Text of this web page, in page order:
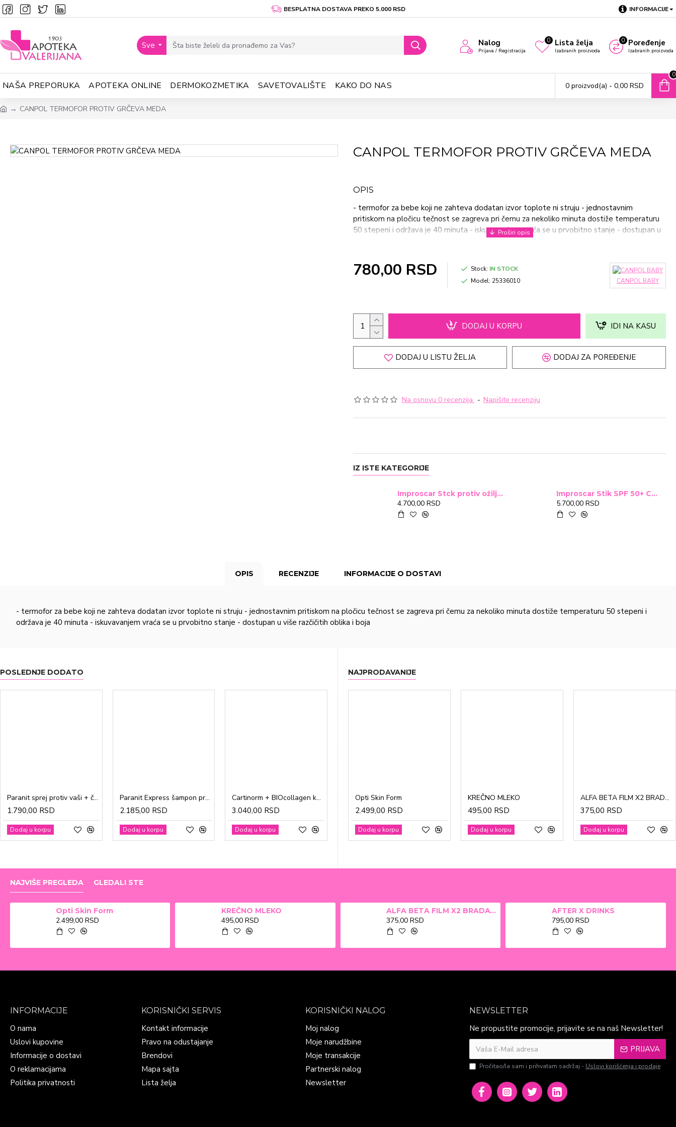
BESPLATNA DOSTAVA PREKO 5.000 RSD INFORMACIJE
Sve Nalog
Prijava / Registracija
Lista želja
Izabranih proizvoda
0 Poređenje
Izabranih proizvoda
0
NAŠA PREPORUKA APOTEKA ONLINE DERMOKOZMETIKA SAVETOVALIŠTE KAKO DO NAS 0 proizvod(a) - 0,00 RSD
0
CANPOL TERMOFOR PROTIV GRČEVA MEDA
CANPOL TERMOFOR PROTIV GRČEVA MEDA
OPIS
- termofor za bebe koji ne zahteva dodatan izvor toplote ni struju - jednostavnim
pritiskom na pločicu tečnost se zagreva pri čemu za nekoliko minuta dostiže temperaturu
50 stepeni i održava je 40 minuta - iskuvavanjem vraća se u prvobitno stanje - dostupan u
Na osnovu 0 recenzija. - Napišite recenziju
780,00 RSD Stock: IN STOCK
Model: 25336010 CANPOL BABY
DODAJ U KORPU IDI NA KASU
DODAJ U LISTU ŽELJA DODAJ ZA POREĐENJE
IZ ISTE KATEGORIJE
Improscar Stck protiv ožiljaka 4,6g
4.700,00 RSD
Improscar Stik SPF 50+ Conceal 6,9g (tonirani)
5.700,00 RSD
OPIS RECENZIJE INFORMACIJE O DOSTAVI
- termofor za bebe koji ne zahteva dodatan izvor toplote ni struju - jednostavnim pritiskom na pločicu tečnost se zagreva pri čemu za nekoliko minuta dostiže temperaturu 50 stepeni i
održava je 40 minuta - iskuvavanjem vraća se u prvobitno stanje - dostupan u više razčičitih oblika i boja
POSLEDNJE DODATO
Paranit sprej protiv vaši + češalj 100ml
1.790,00 RSD
Dodaj u korpu
Paranit Express šampon protiv vaši + češalj 200ml
2.185,00 RSD
Dodaj u korpu
Cartinorm + BIOcollagen kesice a20
3.040,00 RSD
Dodaj u korpu
Gravidon A tablete a30
1.865,00 RSD
Dodaj u korpu
CinkDermin pasta 5g
280,00 RSD
Dodaj u korpu
Mustela Cold krema za lice 40ml
1.370,00 RSD
Dodaj u korpu
NAJPRODAVANIJE
Opti Skin Form
2.499,00 RSD
Dodaj u korpu
KREČNO MLEKO
495,00 RSD
Dodaj u korpu
ALFA BETA FILM X2 BRADAVICE, KURJE OKO 15ml
375,00 RSD
Dodaj u korpu
NAJVIŠE PREGLEDA GLEDALI STE
Opti Skin Form
2.499,00 RSD
KREČNO MLEKO
495,00 RSD
ALFA BETA FILM X2 BRADAVICE, KURJE OKO 15ml
375,00 RSD
AFTER X DRINKS
795,00 RSD
INFORMACIJE
O nama
Uslovi kupovine
Informacije o dostavi
O reklamacijama
Politika privatnosti
KORISNIČKI SERVIS
Kontakt informacije
Pravo na odustajanje
Brendovi
Mapa sajta
Lista želja
KORISNIČKI NALOG
Moj nalog
Moje narudžbine
Moje transakcije
Partnerski nalog
Newsletter
NEWSLETTER
Ne propustite promocije, prijavite se na naš Newsletter!
PRIJAVA
Pročitao/la sam i prihvatam sadržaj - Uslovi korišćenja i prodaje